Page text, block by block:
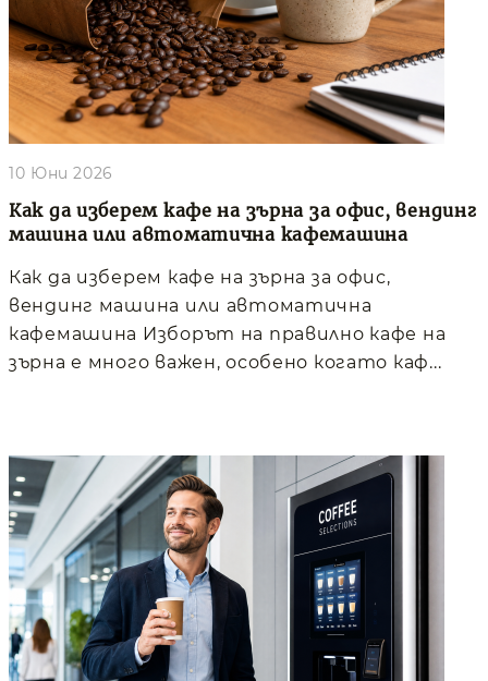
Как да изберем кафе на зърна за офис, вендинг
машина или автоматична кафемашина
10 Юни 2026
Как да изберем кафе на зърна за офис,
вендинг машина или автоматична
кафемашина Изборът на правилно кафе на
зърна е много важен, особено когато каф...